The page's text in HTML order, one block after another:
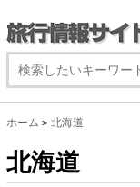
ホーム > 北海道
北海道